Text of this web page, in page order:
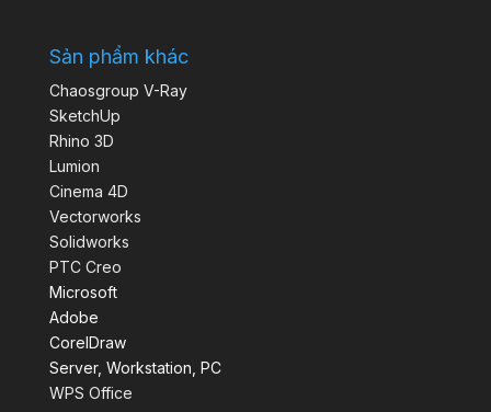
Sản phẩm khác
Chaosgroup V-Ray
SketchUp
Rhino 3D
Lumion
Cinema 4D
Vectorworks
Solidworks
PTC Creo
Microsoft
Adobe
CorelDraw
Server, Workstation, PC
WPS Office